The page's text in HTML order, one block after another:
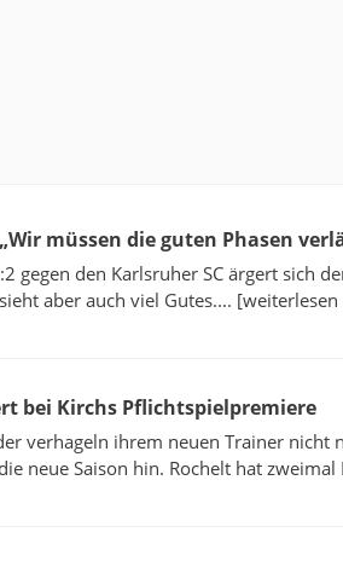
müssen die guten Phasen
gegen den Karlsruher SC ärgert sich
aber auch viel Gutes....
bei Kirchs Pflichtspielpremiere
verhageln ihrem neuen Trainer nicht
neue Saison hin. Rochelt hat